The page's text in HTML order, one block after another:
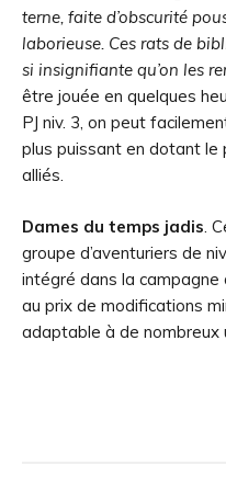
terne, faite d’obscurité
laborieuse. Ces rats de
si insignifiante qu’on les
être jouée en quelques
PJ niv. 3, on peut
plus puissant en dotant le
alliés.
Dames du temps jadis .
groupe d’aventuriers de
intégré dans la campagne
au prix de modifications
adaptable à de nombreux